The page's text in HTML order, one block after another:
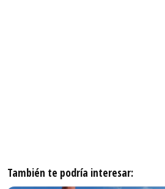
También te podría interesar: